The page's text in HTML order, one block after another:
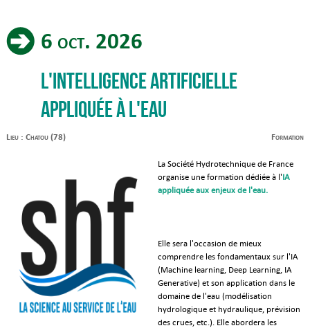
6 oct. 2026
L'intelligence artificielle
appliquée à l'eau
Lieu : Chatou (78) Formation
La Société Hydrotechnique de France
organise une formation dédiée à l'IA
appliquée aux enjeux de l'eau.
Elle sera l'occasion de mieux
comprendre les fondamentaux sur l'IA
(Machine learning, Deep Learning, IA
Generative) et son application dans le
domaine de l'eau (modélisation
hydrologique et hydraulique, prévision
des crues, etc.). Elle abordera les